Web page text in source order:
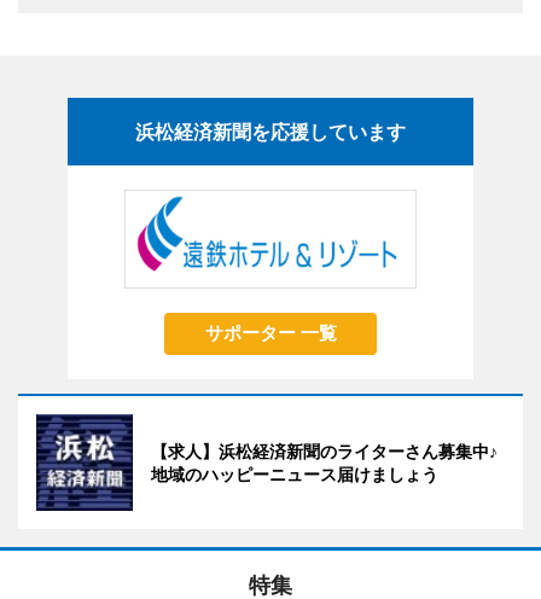
浜松経済新聞を応援しています
サポーター 一覧
【求人】浜松経済新聞のライターさん募集中♪
地域のハッピーニュース届けましょう
特集